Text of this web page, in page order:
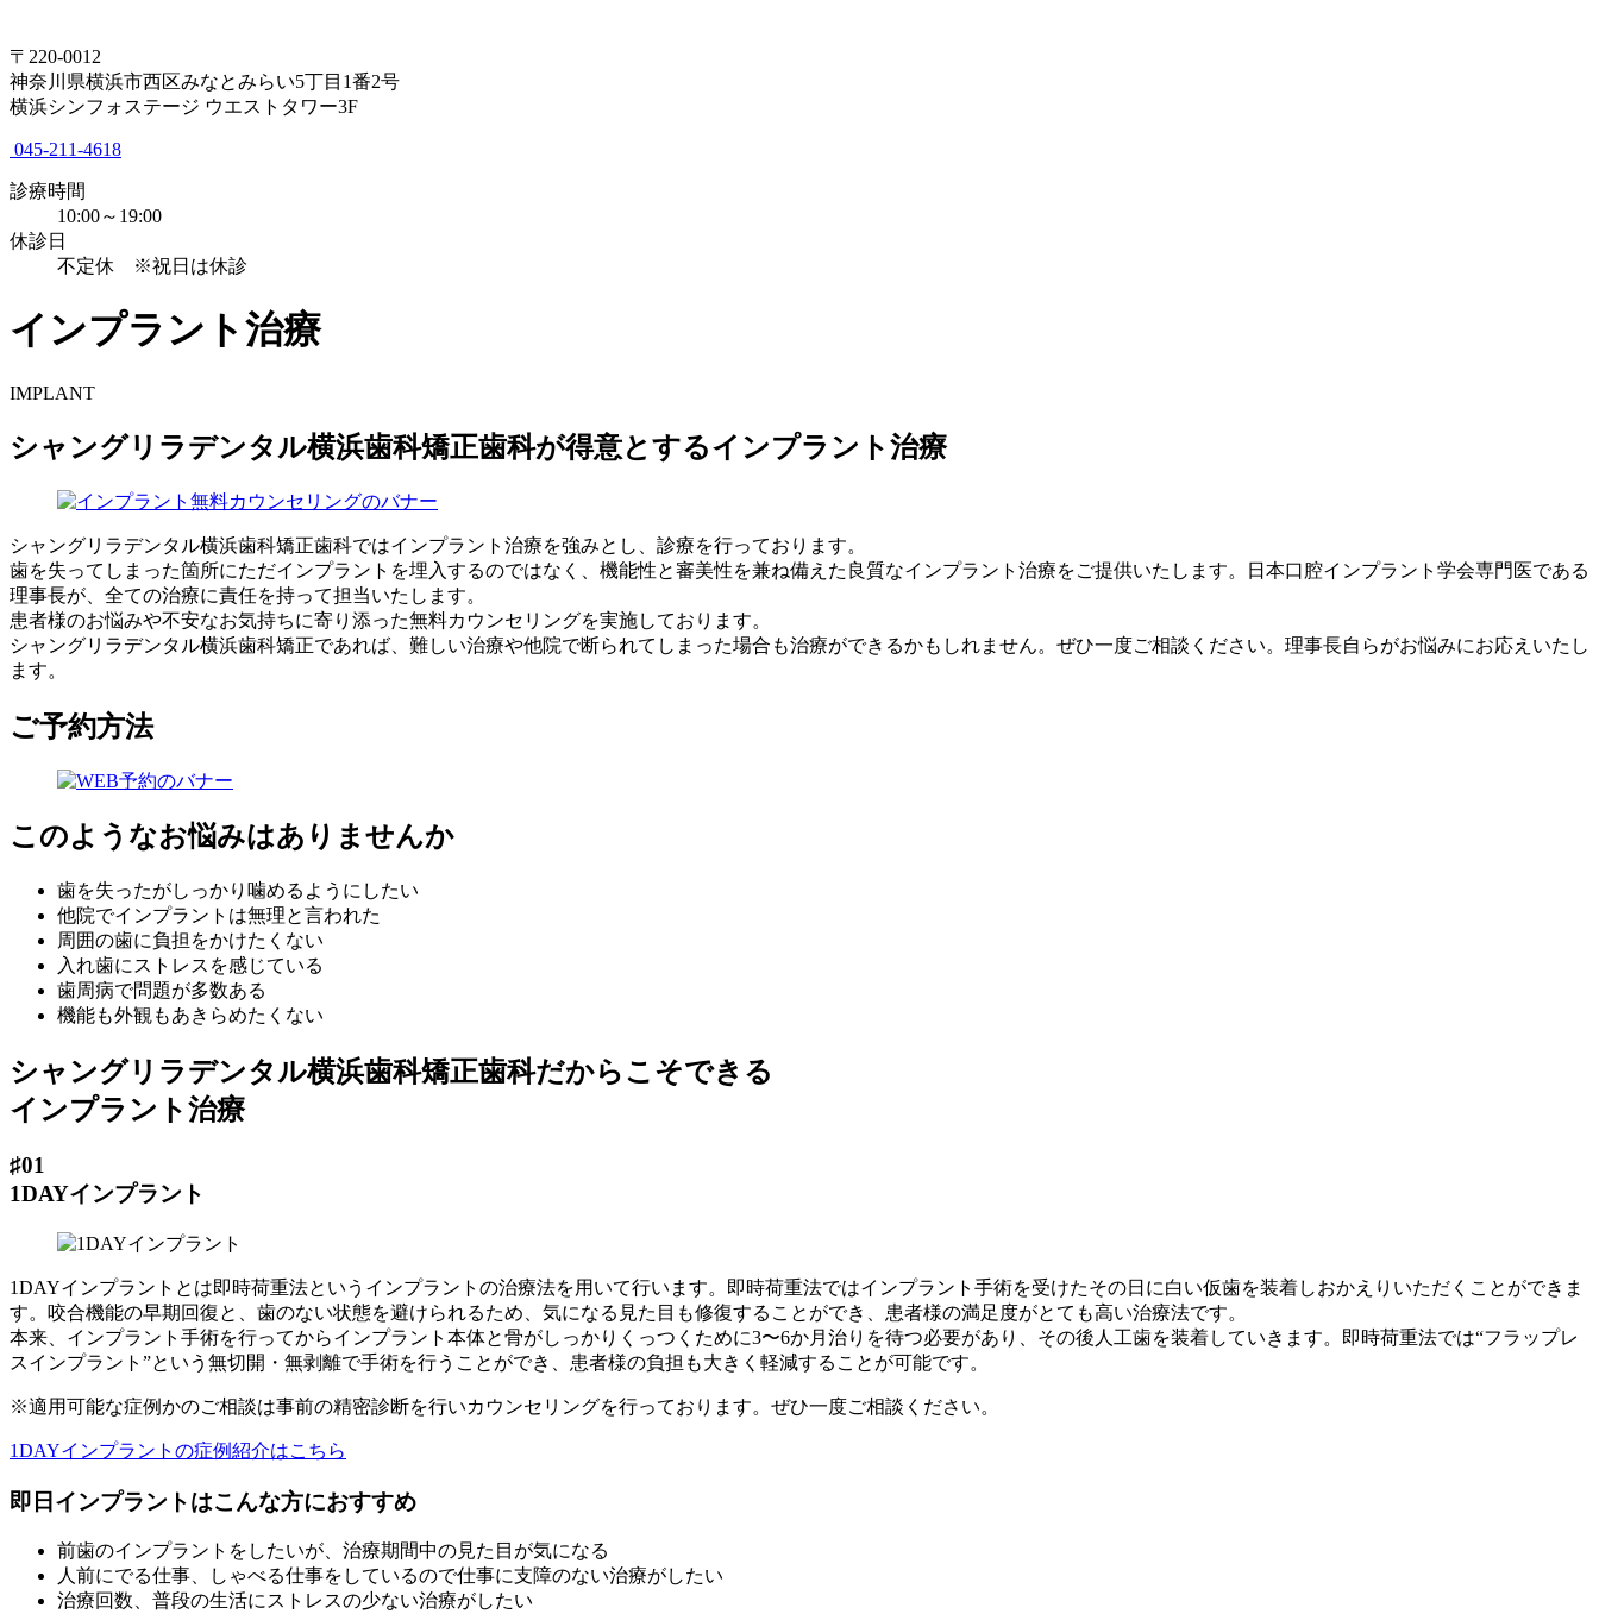
〒220-0012
神奈川県横浜市西区みなとみらい5丁目1番2号
横浜シンフォステージ ウエストタワー3F
045-211-4618
診療時間
10:00～19:00
休診日
不定休 ※祝日は休診
インプラント治療
IMPLANT
シャングリラデンタル横浜歯科矯正歯科が得意とするインプラント治療
シャングリラデンタル横浜歯科矯正歯科ではインプラント治療を強みとし、診療を行っております。
歯を失ってしまった箇所にただインプラントを埋入するのではなく、機能性と審美性を兼ね備えた良質なインプラント治療をご提供いたします。日本口腔インプラント学会専門医である
理事長が、全ての治療に責任を持って担当いたします。
患者様のお悩みや不安なお気持ちに寄り添った無料カウンセリングを実施しております。
シャングリラデンタル横浜歯科矯正であれば、難しい治療や他院で断られてしまった場合も治療ができるかもしれません。ぜひ一度ご相談ください。理事長自らがお悩みにお応えいたし
ます。
ご予約方法
このようなお悩みはありませんか
歯を失ったがしっかり噛めるようにしたい
他院でインプラントは無理と言われた
周囲の歯に負担をかけたくない
入れ歯にストレスを感じている
歯周病で問題が多数ある
機能も外観もあきらめたくない
シャングリラデンタル横浜歯科矯正歯科だからこそできる
インプラント治療
♯01
1DAYインプラント
1DAYインプラントとは即時荷重法というインプラントの治療法を用いて行います。即時荷重法ではインプラント手術を受けたその日に白い仮歯を装着しおかえりいただくことができま
す。咬合機能の早期回復と、歯のない状態を避けられるため、気になる見た目も修復することができ、患者様の満足度がとても高い治療法です。
本来、インプラント手術を行ってからインプラント本体と骨がしっかりくっつくために3〜6か月治りを待つ必要があり、その後人工歯を装着していきます。即時荷重法では“フラップレ
スインプラント”という無切開・無剥離で手術を行うことができ、患者様の負担も大きく軽減することが可能です。
※適用可能な症例かのご相談は事前の精密診断を行いカウンセリングを行っております。ぜひ一度ご相談ください。
1DAYインプラントの症例紹介はこちら
即日インプラントはこんな方におすすめ
前歯のインプラントをしたいが、治療期間中の見た目が気になる
人前にでる仕事、しゃべる仕事をしているので仕事に支障のない治療がしたい
治療回数、普段の生活にストレスの少ない治療がしたい